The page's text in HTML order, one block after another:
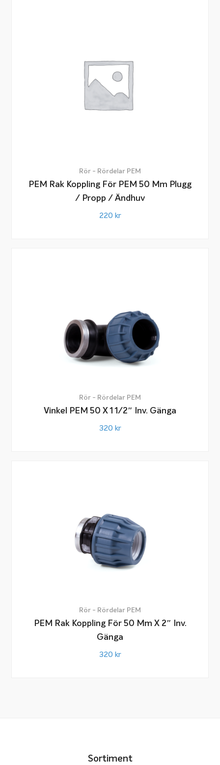
Rör - Rördelar PEM
PEM Rak Koppling För PEM 50 Mm Plugg
/ Propp / Ändhuv
220 kr
Rör - Rördelar PEM
Vinkel PEM 50 X 1 1/2″ Inv. Gänga
320 kr
Rör - Rördelar PEM
PEM Rak Koppling För 50 Mm X 2″ Inv.
Gänga
320 kr
Sortiment